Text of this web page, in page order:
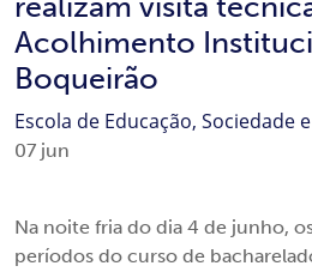
Acolhimento
Boqueirão
Escola de Educação, Sociedade
07 jun
Na noite fria do dia 4 de junho,
períodos do curso de